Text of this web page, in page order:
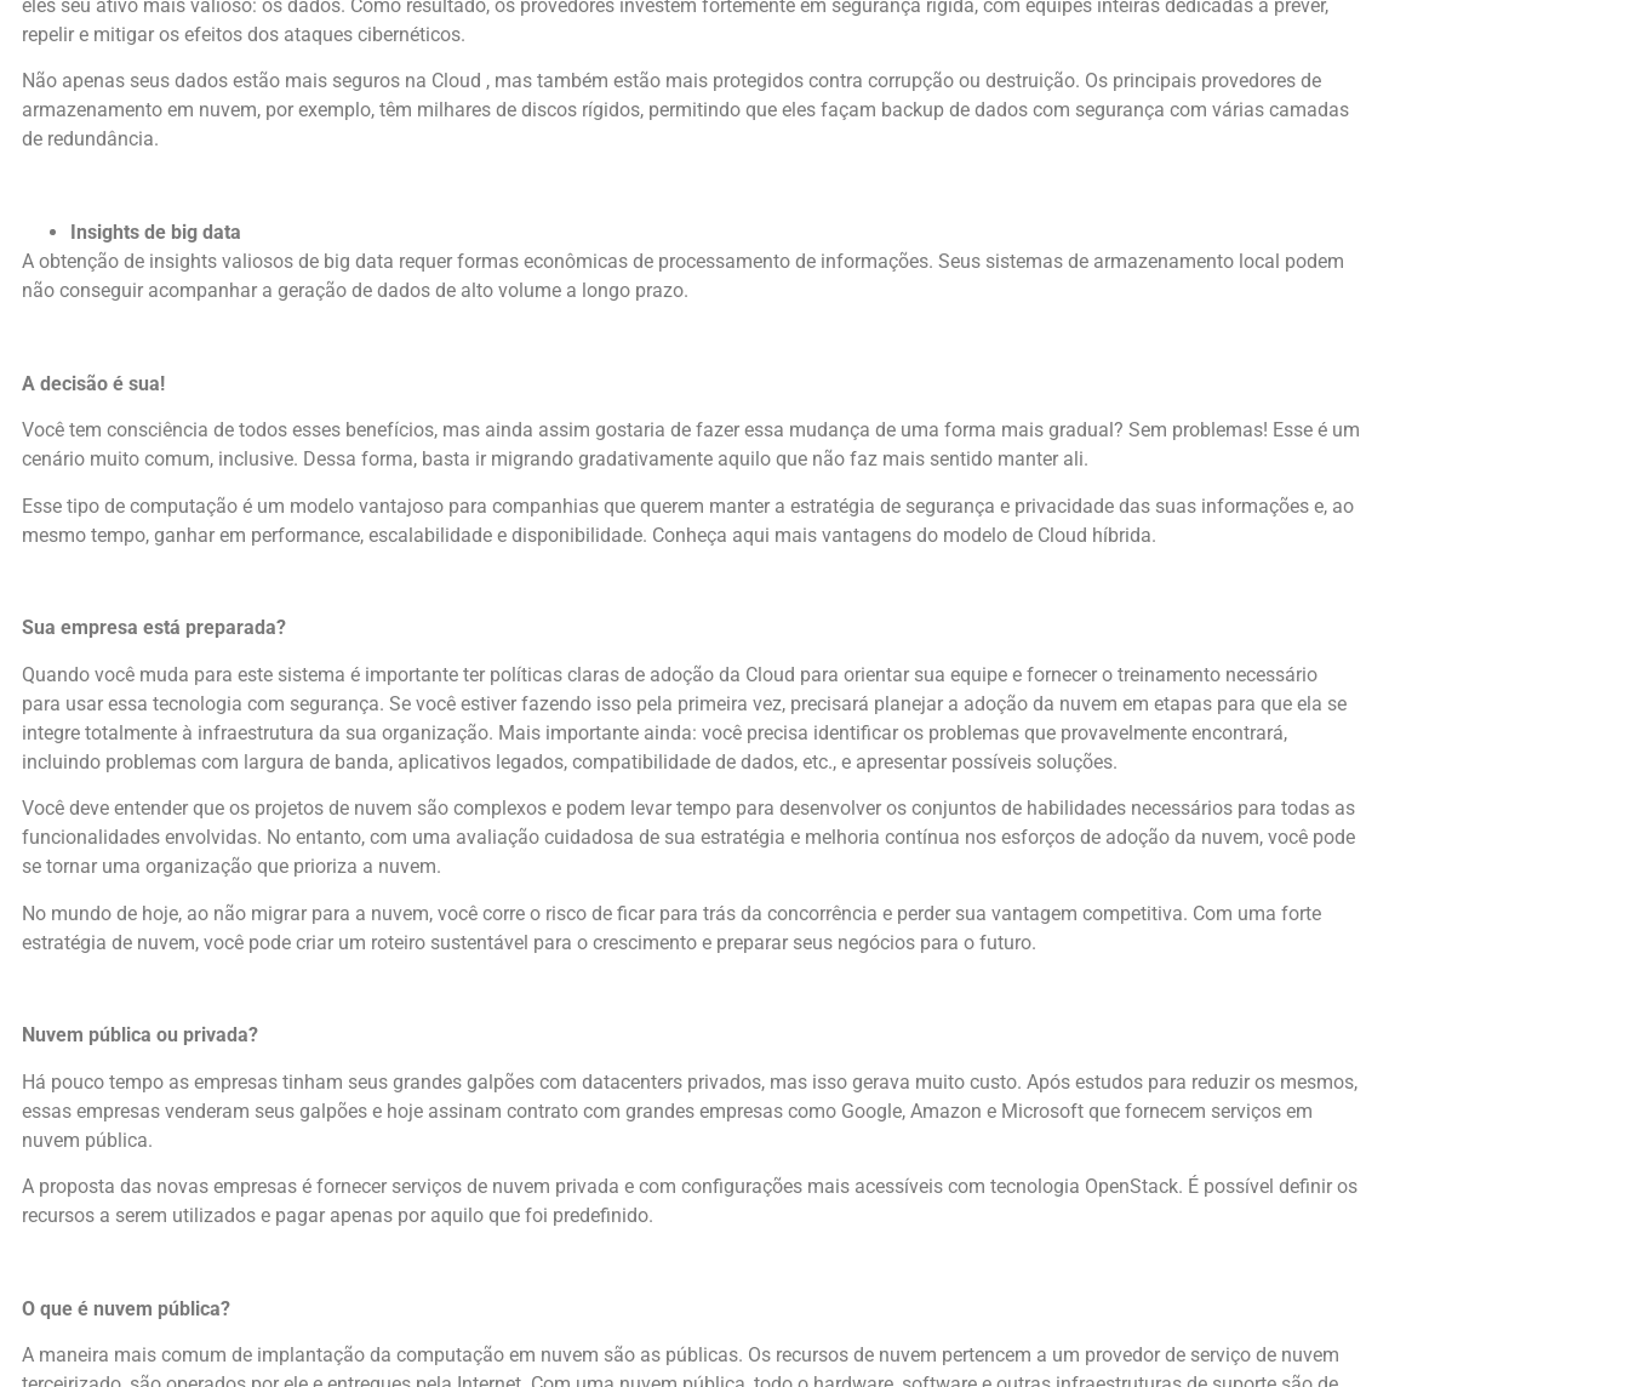
eles seu ativo mais valioso: os dados. Como resultado, os provedores investem fortemente em segurança rígida, com equipes inteiras dedicadas a prever,
repelir e mitigar os efeitos dos ataques cibernéticos.
Não apenas seus dados estão mais seguros na Cloud , mas também estão mais protegidos contra corrupção ou destruição. Os principais provedores de
armazenamento em nuvem, por exemplo, têm milhares de discos rígidos, permitindo que eles façam backup de dados com segurança com várias camadas
de redundância.
Insights de big data
A obtenção de insights valiosos de big data requer formas econômicas de processamento de informações. Seus sistemas de armazenamento local podem
não conseguir acompanhar a geração de dados de alto volume a longo prazo.
A decisão é sua!
Você tem consciência de todos esses benefícios, mas ainda assim gostaria de fazer essa mudança de uma forma mais gradual? Sem problemas! Esse é um
cenário muito comum, inclusive. Dessa forma, basta ir migrando gradativamente aquilo que não faz mais sentido manter ali.
Esse tipo de computação é um modelo vantajoso para companhias que querem manter a estratégia de segurança e privacidade das suas informações e, ao
mesmo tempo, ganhar em performance, escalabilidade e disponibilidade. Conheça aqui mais vantagens do modelo de Cloud híbrida.
Sua empresa está preparada?
Quando você muda para este sistema é importante ter políticas claras de adoção da Cloud para orientar sua equipe e fornecer o treinamento necessário
para usar essa tecnologia com segurança. Se você estiver fazendo isso pela primeira vez, precisará planejar a adoção da nuvem em etapas para que ela se
integre totalmente à infraestrutura da sua organização. Mais importante ainda: você precisa identificar os problemas que provavelmente encontrará,
incluindo problemas com largura de banda, aplicativos legados, compatibilidade de dados, etc., e apresentar possíveis soluções.
Você deve entender que os projetos de nuvem são complexos e podem levar tempo para desenvolver os conjuntos de habilidades necessários para todas as
funcionalidades envolvidas. No entanto, com uma avaliação cuidadosa de sua estratégia e melhoria contínua nos esforços de adoção da nuvem, você pode
se tornar uma organização que prioriza a nuvem.
No mundo de hoje, ao não migrar para a nuvem, você corre o risco de ficar para trás da concorrência e perder sua vantagem competitiva. Com uma forte
estratégia de nuvem, você pode criar um roteiro sustentável para o crescimento e preparar seus negócios para o futuro.
Nuvem pública ou privada?
Há pouco tempo as empresas tinham seus grandes galpões com datacenters privados, mas isso gerava muito custo. Após estudos para reduzir os mesmos,
essas empresas venderam seus galpões e hoje assinam contrato com grandes empresas como Google, Amazon e Microsoft que fornecem serviços em
nuvem pública.
A proposta das novas empresas é fornecer serviços de nuvem privada e com configurações mais acessíveis com tecnologia OpenStack. É possível definir os
recursos a serem utilizados e pagar apenas por aquilo que foi predefinido.
O que é nuvem pública?
A maneira mais comum de implantação da computação em nuvem são as públicas. Os recursos de nuvem pertencem a um provedor de serviço de nuvem